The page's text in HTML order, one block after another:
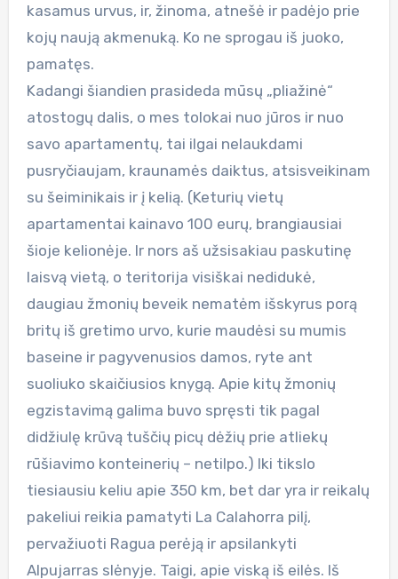
kasamus urvus, ir, žinoma, atnešė ir padėjo prie
kojų naują akmenuką. Ko ne sprogau iš juoko,
pamatęs.
Kadangi šiandien prasideda mūsų „pliažinė“
atostogų dalis, o mes tolokai nuo jūros ir nuo
savo apartamentų, tai ilgai nelaukdami
pusryčiaujam, kraunamės daiktus, atsisveikinam
su šeiminikais ir į kelią. (Keturių vietų
apartamentai kainavo 100 eurų, brangiausiai
šioje kelionėje. Ir nors aš užsisakiau paskutinę
laisvą vietą, o teritorija visiškai nedidukė,
daugiau žmonių beveik nematėm išskyrus porą
britų iš gretimo urvo, kurie maudėsi su mumis
baseine ir pagyvenusios damos, ryte ant
suoliuko skaičiusios knygą. Apie kitų žmonių
egzistavimą galima buvo spręsti tik pagal
didžiulę krūvą tuščių picų dėžių prie atliekų
rūšiavimo konteinerių – netilpo.) Iki tikslo
tiesiausiu keliu apie 350 km, bet dar yra ir reikalų
pakeliui reikia pamatyti La Calahorra pilį,
pervažiuoti Ragua perėją ir apsilankyti
Alpujarras slėnyje. Taigi, apie viską iš eilės. Iš